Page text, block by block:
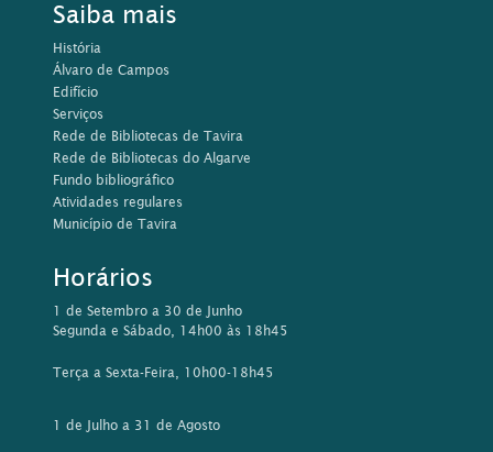
Saiba mais
História
Álvaro de Campos
Edifício
Serviços
Rede de Bibliotecas de Tavira
Rede de Bibliotecas do Algarve
Fundo bibliográfico
Atividades regulares
Município de Tavira
Horários
1 de Setembro a 30 de Junho
Segunda e Sábado, 14h00 às 18h45
Terça a Sexta-Feira, 10h00-18h45
1 de Julho a 31 de Agosto